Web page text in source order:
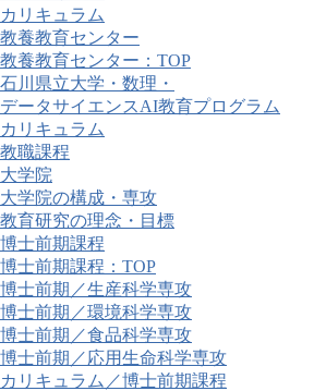
カリキュラム
教養教育センター
教養教育センター：TOP
石川県立大学・数理・
データサイエンスAI教育プログラム
カリキュラム
教職課程
大学院
大学院の構成・専攻
教育研究の理念・目標
博士前期課程
博士前期課程：TOP
博士前期／生産科学専攻
博士前期／環境科学専攻
博士前期／食品科学専攻
博士前期／応用生命科学専攻
カリキュラム／博士前期課程